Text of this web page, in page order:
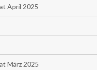
April 2025
März 2025